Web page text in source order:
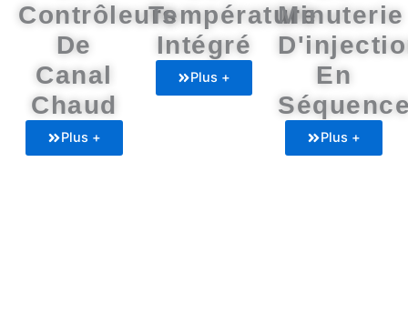
Contrôleurs
De
Canal
Chaud
Plus +
Température
Intégré
Plus +
Minuterie
En
Plus +